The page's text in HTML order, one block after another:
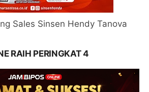
Sales Sinsen Hendy Tanova
RAIH PERINGKAT 4